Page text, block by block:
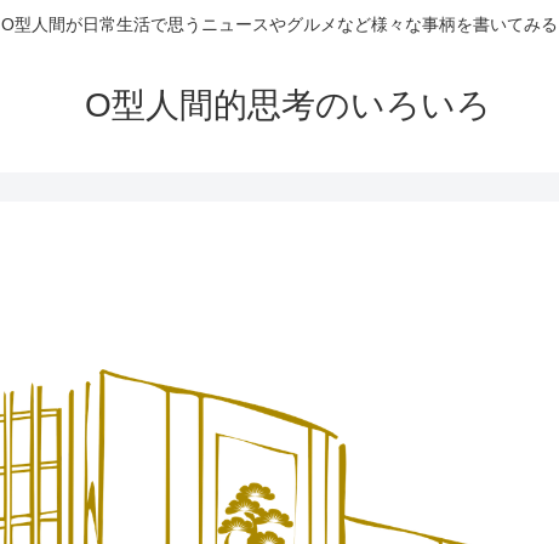
O型人間が日常生活で思うニュースやグルメなど様々な事柄を書いてみ
O型人間的思考のいろいろ